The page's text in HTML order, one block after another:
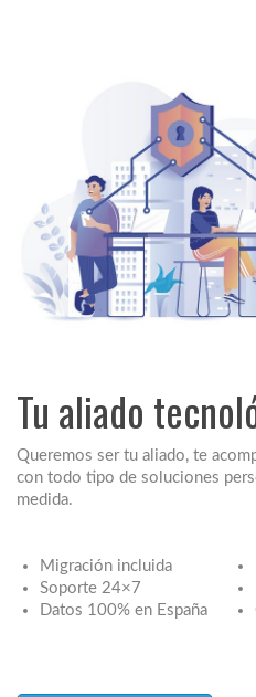
Tu aliado
Queremos ser tu aliado, te
con todo tipo de soluciones
medida.
Migración incluida
Soporte 24×7
Datos 100% en España